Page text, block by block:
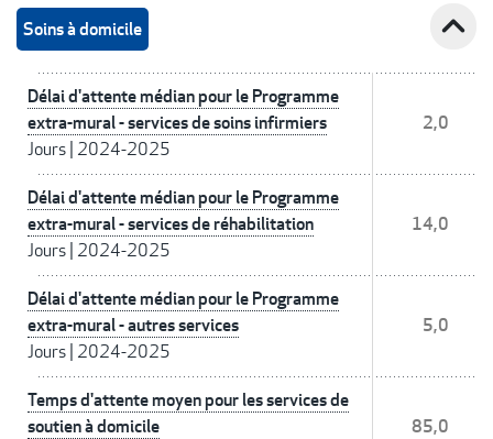
Soins à domicile expand_less
Délai d'attente médian pour le Programme
extra-mural - services de soins infirmiers
Jours| 2024-2025
2,0
Délai d'attente médian pour le Programme
extra-mural - services de réhabilitation
Jours| 2024-2025
14,0
Délai d'attente médian pour le Programme
extra-mural - autres services
Jours| 2024-2025
5,0
Temps d'attente moyen pour les services de
soutien à domicile
85,0